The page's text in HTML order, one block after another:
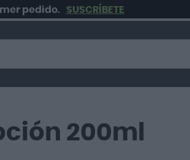
SUSCRÍBETE
200ml